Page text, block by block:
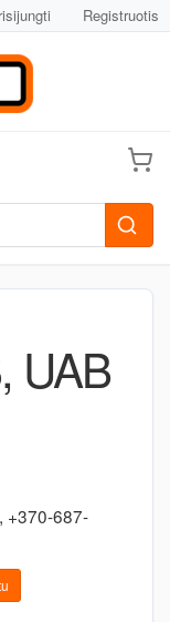
Registruotis
UAB
+370-687-